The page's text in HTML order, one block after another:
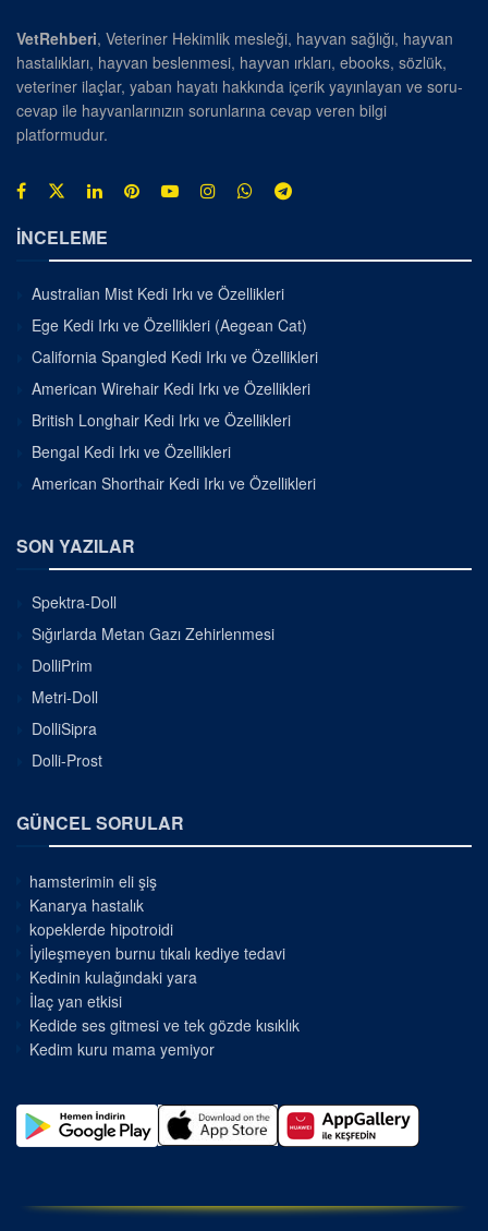
VetRehberi, Veteriner Hekimlik mesleği, hayvan sağlığı, hayvan
hastalıkları, hayvan beslenmesi, hayvan ırkları, ebooks, sözlük,
veteriner ilaçlar, yaban hayatı hakkında içerik yayınlayan ve soru-
cevap ile hayvanlarınızın sorunlarına cevap veren bilgi
platformudur.
İNCELEME
Australian Mist Kedi Irkı ve Özellikleri
Ege Kedi Irkı ve Özellikleri (Aegean Cat)
California Spangled Kedi Irkı ve Özellikleri
American Wirehair Kedi Irkı ve Özellikleri
British Longhair Kedi Irkı ve Özellikleri
Bengal Kedi Irkı ve Özellikleri
American Shorthair Kedi Irkı ve Özellikleri
SON YAZILAR
Spektra-Doll
Sığırlarda Metan Gazı Zehirlenmesi
DolliPrim
Metri-Doll
DolliSipra
Dolli-Prost
GÜNCEL SORULAR
hamsterimin eli şiş
Kanarya hastalık
kopeklerde hipotroidi
İyileşmeyen burnu tıkalı kediye tedavi
Kedinin kulağındaki yara
İlaç yan etkisi
Kedide ses gitmesi ve tek gözde kısıklık
Kedim kuru mama yemiyor